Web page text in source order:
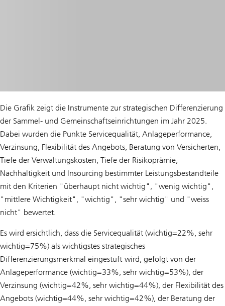
Die Grafik zeigt die Instrumente zur strategischen Differenzierung
der Sammel- und Gemeinschaftseinrichtungen im Jahr 2025.
Dabei wurden die Punkte Servicequalität, Anlageperformance,
Verzinsung, Flexibilität des Angebots, Beratung von Versicherten,
Tiefe der Verwaltungskosten, Tiefe der Risikoprämie,
Nachhaltigkeit und Insourcing bestimmter Leistungsbestandteile
mit den Kriterien "überhaupt nicht wichtig", "wenig wichtig",
"mittlere Wichtigkeit", "wichtig", "sehr wichtig" und "weiss
nicht" bewertet.
Es wird ersichtlich, dass die Servicequalität (wichtig=22%, sehr
wichtig=75%) als wichtigstes strategisches
Differenzierungsmerkmal eingestuft wird, gefolgt von der
Anlageperformance (wichtig=33%, sehr wichtig=53%), der
Verzinsung (wichtig=42%, sehr wichtig=44%), der Flexibilität des
Angebots (wichtig=44%, sehr wichtig=42%), der Beratung der